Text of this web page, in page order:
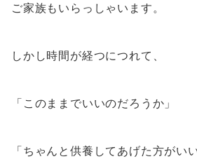
ご家族もいらっしゃいます。
しかし時間が経つにつれて、
「このままでいいのだろうか」
「ちゃんと供養してあげた方がい